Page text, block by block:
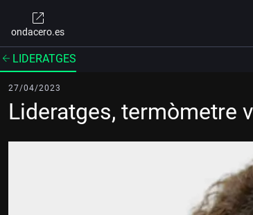
ondacero.es
LIDERATGES
27/04/2023
Lideratges, termòmetre